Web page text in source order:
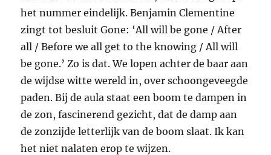
het nummer eindelijk. Benjamin Clementine
zingt tot besluit Gone: ‘All will be gone / After
all / Before we all get to the knowing / All will
be gone.’ Zo is dat. We lopen achter de baar aan
de wijdse witte wereld in, over schoongeveegde
paden. Bij de aula staat een boom te dampen in
de zon, fascinerend gezicht, dat de damp aan
de zonzijde letterlijk van de boom slaat. Ik kan
het niet nalaten erop te wijzen.